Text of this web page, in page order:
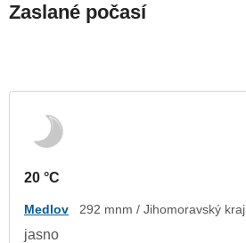
Zaslané počasí
20 °C
Medlov 292 mnm / Jihomoravský kraj
jasno